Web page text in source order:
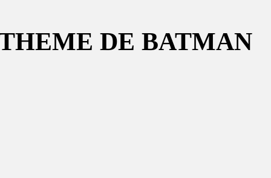
DE BATMAN